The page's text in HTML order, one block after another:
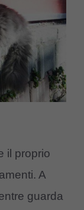
il proprio
A
guarda